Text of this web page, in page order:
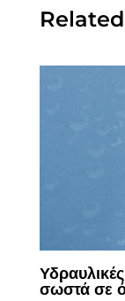
σωστά σε